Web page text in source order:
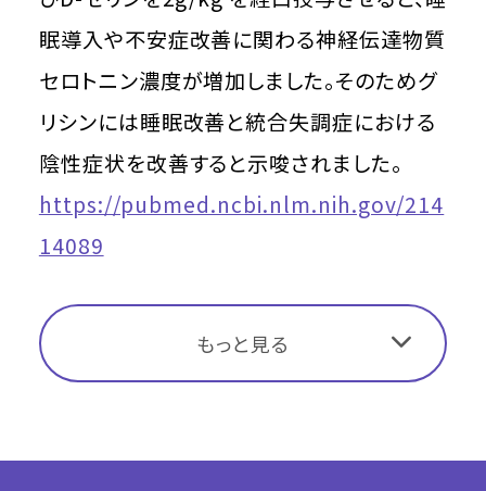
眠導入や不安症改善に関わる神経伝達物質
セロトニン濃度が増加しました。そのためグ
リシンには睡眠改善と統合失調症における
陰性症状を改善すると示唆されました。
https://pubmed.ncbi.nlm.nih.gov/214
14089
もっと見る